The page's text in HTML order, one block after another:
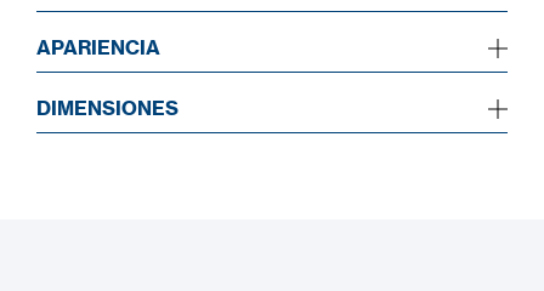
APARIENCIA
DIMENSIONES